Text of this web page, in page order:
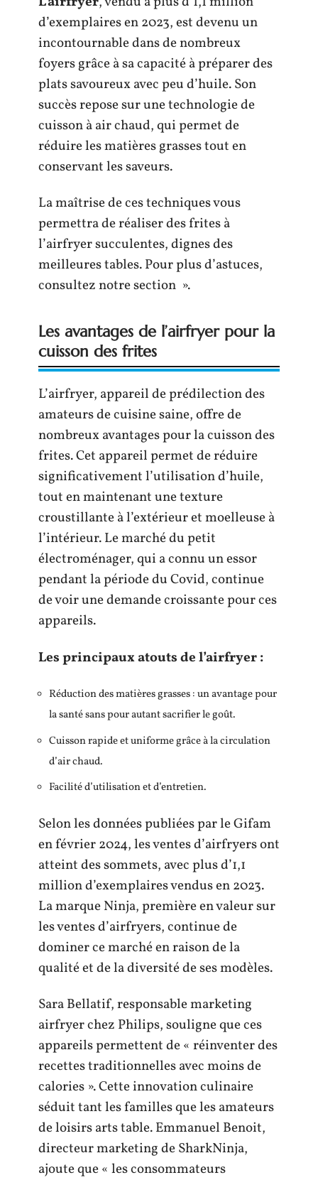
d’exemplaires en 2023, est devenu un
incontournable dans de nombreux
foyers grâce à sa capacité à préparer des
plats savoureux avec peu d’huile. Son
succès repose sur une technologie de
cuisson à air chaud, qui permet de
réduire les matières grasses tout en
conservant les saveurs.
La maîtrise de ces techniques vous
permettra de réaliser des frites à
l’airfryer succulentes, dignes des
meilleures tables. Pour plus d’astuces,
consultez notre section ».
Les avantages de l’airfryer pour la
cuisson des frites
L’airfryer, appareil de prédilection des
amateurs de cuisine saine, offre de
nombreux avantages pour la cuisson des
frites. Cet appareil permet de réduire
significativement l’utilisation d’huile,
tout en maintenant une texture
croustillante à l’extérieur et moelleuse à
l’intérieur. Le marché du petit
électroménager, qui a connu un essor
pendant la période du Covid, continue
de voir une demande croissante pour ces
appareils.
Les principaux atouts de l’airfryer :
Réduction des matières grasses : un avantage pour
la santé sans pour autant sacrifier le goût.
Cuisson rapide et uniforme grâce à la circulation
d’air chaud.
Facilité d’utilisation et d’entretien.
Selon les données publiées par le Gifam
en février 2024, les ventes d’airfryers ont
atteint des sommets, avec plus d’1,1
million d’exemplaires vendus en 2023.
La marque Ninja, première en valeur sur
les ventes d’airfryers, continue de
dominer ce marché en raison de la
qualité et de la diversité de ses modèles.
Sara Bellatif, responsable marketing
airfryer chez Philips, souligne que ces
appareils permettent de « réinventer des
recettes traditionnelles avec moins de
calories ». Cette innovation culinaire
séduit tant les familles que les amateurs
de loisirs arts table. Emmanuel Benoit,
directeur marketing de SharkNinja,
ajoute que « les consommateurs